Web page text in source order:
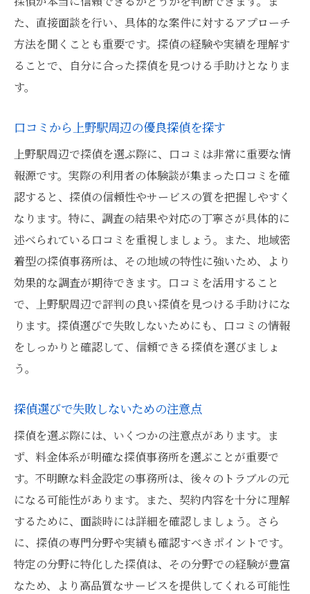
た、直接面談を行い、具体的な案件に対するアプローチ
方法を聞くことも重要です。探偵の経験や実績を理解す
ることで、自分に合った探偵を見つける手助けとなりま
す。
口コミから上野駅周辺の優良探偵を探す
上野駅周辺で探偵を選ぶ際に、口コミは非常に重要な情
報源です。実際の利用者の体験談が集まった口コミを確
認すると、探偵の信頼性やサービスの質を把握しやすく
なります。特に、調査の結果や対応の丁寧さが具体的に
述べられている口コミを重視しましょう。また、地域密
着型の探偵事務所は、その地域の特性に強いため、より
効果的な調査が期待できます。口コミを活用すること
で、上野駅周辺で評判の良い探偵を見つける手助けにな
ります。探偵選びで失敗しないためにも、口コミの情報
をしっかりと確認して、信頼できる探偵を選びましょ
う。
探偵選びで失敗しないための注意点
探偵を選ぶ際には、いくつかの注意点があります。ま
ず、料金体系が明確な探偵事務所を選ぶことが重要で
す。不明瞭な料金設定の事務所は、後々のトラブルの元
になる可能性があります。また、契約内容を十分に理解
するために、面談時には詳細を確認しましょう。さら
に、探偵の専門分野や実績も確認すべきポイントです。
特定の分野に特化した探偵は、その分野での経験が豊富
なため、より高品質なサービスを提供してくれる可能性